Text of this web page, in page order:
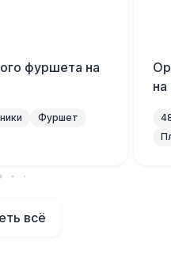
фуршета на
Фуршет
всё